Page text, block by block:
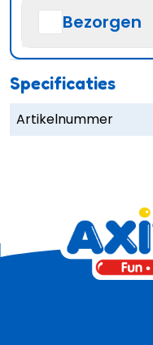
Bezorgen
Specificaties
Artikelnummer